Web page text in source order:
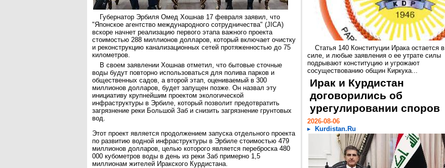
Губернатор Эрбиля Омед Хошнав 17 февраля заявил, что
"Японское агентство международного сотрудничества" (JICA)
вскоре начнет реализацию первого этапа важного проекта
стоимостью 288 миллионов долларов, который включает очистку
и реконструкцию канализационных сетей протяженностью до 75
километров.
В своем заявлении Хошнав отметил, что бытовые сточные
воды будут повторно использоваться для полива парков и
общественных садов, а второй этап, оцениваемый в 300
миллионов долларов, будет запущен позже. Он назвал эту
инициативу крупнейшим проектом экологической
инфраструктуры в Эрбиле, который позволит предотвратить
загрязнение реки Большой Заб и снизить загрязнение грунтовых
вод.
Этот проект является продолжением запуска отдельного проекта
по развитию водной инфраструктуры в Эрбиле стоимостью 479
миллионов долларов, целью которого является переброска 480
000 кубометров воды в день из реки Заб примерно 1,5
миллионам жителей Иракского Курдистана.
Статья 140 Конституции Ирака остается в
силе, и любые заявления о ее утрате силы
подрывают конституцию и угрожают
сосуществованию общин Киркука...
Ирак и Курдистан
договорились об
урегулировании споров
2026-08-06
Kurdistan.Ru